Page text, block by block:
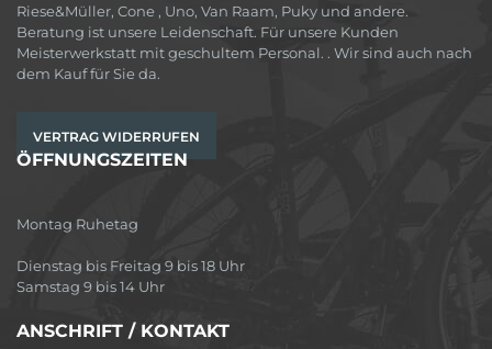
Riese&Müller, Cone , Uno, Van Raam, Puky und andere.
Beratung ist unsere Leidenschaft. Für unsere Kunden
Meisterwerkstatt mit geschultem Personal. . Wir sind auch nach
dem Kauf für Sie da.
VERTRAG WIDERRUFEN
ÖFFNUNGSZEITEN
Montag Ruhetag
Dienstag bis Freitag 9 bis 18 Uhr
Samstag 9 bis 14 Uhr
ANSCHRIFT / KONTAKT